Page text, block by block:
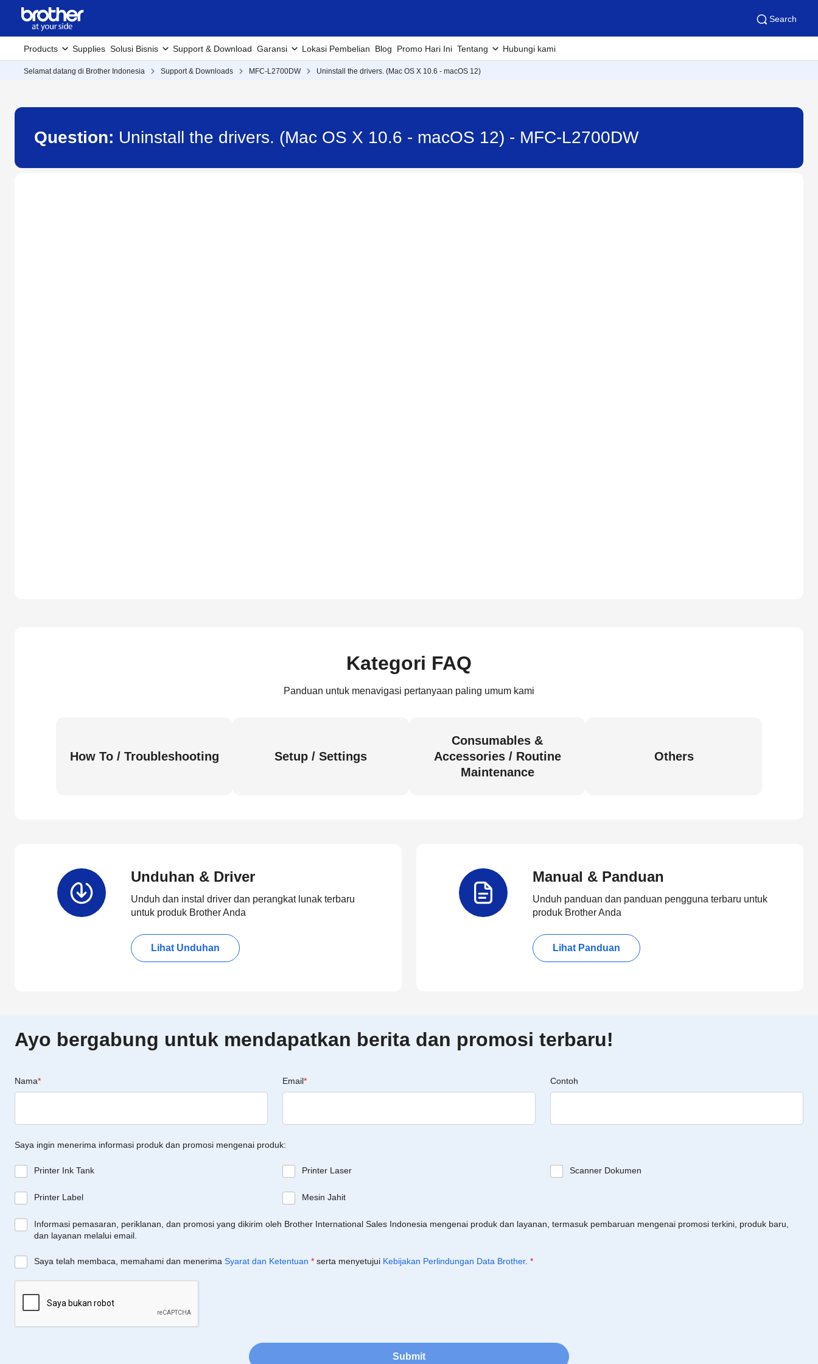
Search
Products Supplies Solusi Bisnis Support & Download Garansi Lokasi Pembelian Blog Promo Hari Ini Tentang Hubungi kami
Selamat datang di Brother Indonesia Support & Downloads MFC-L2700DW Uninstall the drivers. (Mac OS X 10.6 - macOS 12)
Question: Uninstall the drivers. (Mac OS X 10.6 - macOS 12) - MFC-L2700DW
Kategori FAQ
Panduan untuk menavigasi pertanyaan paling umum kami
How To / Troubleshooting Setup / Settings
Consumables &
Accessories / Routine
Maintenance
Others
Unduhan & Driver
Unduh dan instal driver dan perangkat lunak terbaru
untuk produk Brother Anda
Lihat Unduhan
Manual & Panduan
Unduh panduan dan panduan pengguna terbaru untuk
produk Brother Anda
Lihat Panduan
Ayo bergabung untuk mendapatkan berita dan promosi terbaru!
Nama* Email* Contoh
Saya ingin menerima informasi produk dan promosi mengenai produk:
Printer Ink Tank Printer Laser Scanner Dokumen
Printer Label Mesin Jahit
Informasi pemasaran, periklanan, dan promosi yang dikirim oleh Brother International Sales Indonesia mengenai produk dan layanan, termasuk pembaruan mengenai promosi terkini, produk baru,
dan layanan melalui email.
Saya telah membaca, memahami dan menerima Syarat dan Ketentuan * serta menyetujui Kebijakan Perlindungan Data Brother. *
Submit